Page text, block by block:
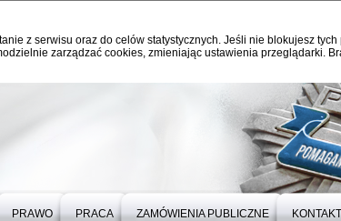
z serwisu oraz do celów statystycznych. Jeśli nie blokujesz
zarządzać cookies, zmieniając ustawienia przeglądarki.
PRAWO PRACA ZAMÓWIENIA PUBLICZNE KONTAKT